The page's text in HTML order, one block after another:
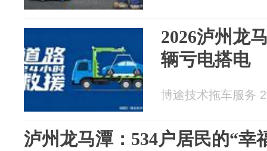
2026泸州龙
辆亏电搭电
博途技术拖车服务
泸州龙马潭：534户居民的“幸